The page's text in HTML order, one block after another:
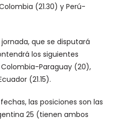
(21.30) y Perú-
que se disputará
los siguientes
Paraguay (20),
(21.15).
las posiciones son las
25 (tienen ambos